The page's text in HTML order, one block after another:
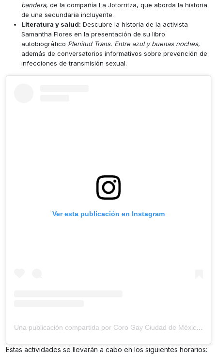
bandera, de la compañía La Jotorritza, que aborda la historia
de una secundaria incluyente.
Literatura y salud: Descubre la historia de la activista
Samantha Flores en la presentación de su libro
autobiográfico Plenitud Trans. Entre azul y buenas noches,
además de conversatorios informativos sobre prevención de
infecciones de transmisión sexual.
Ver esta publicación en Instagram
Una publicación compartida por Coro Gay Ciudad de México (@cgcdmx)
Estas actividades se llevarán a cabo en los siguientes horarios: